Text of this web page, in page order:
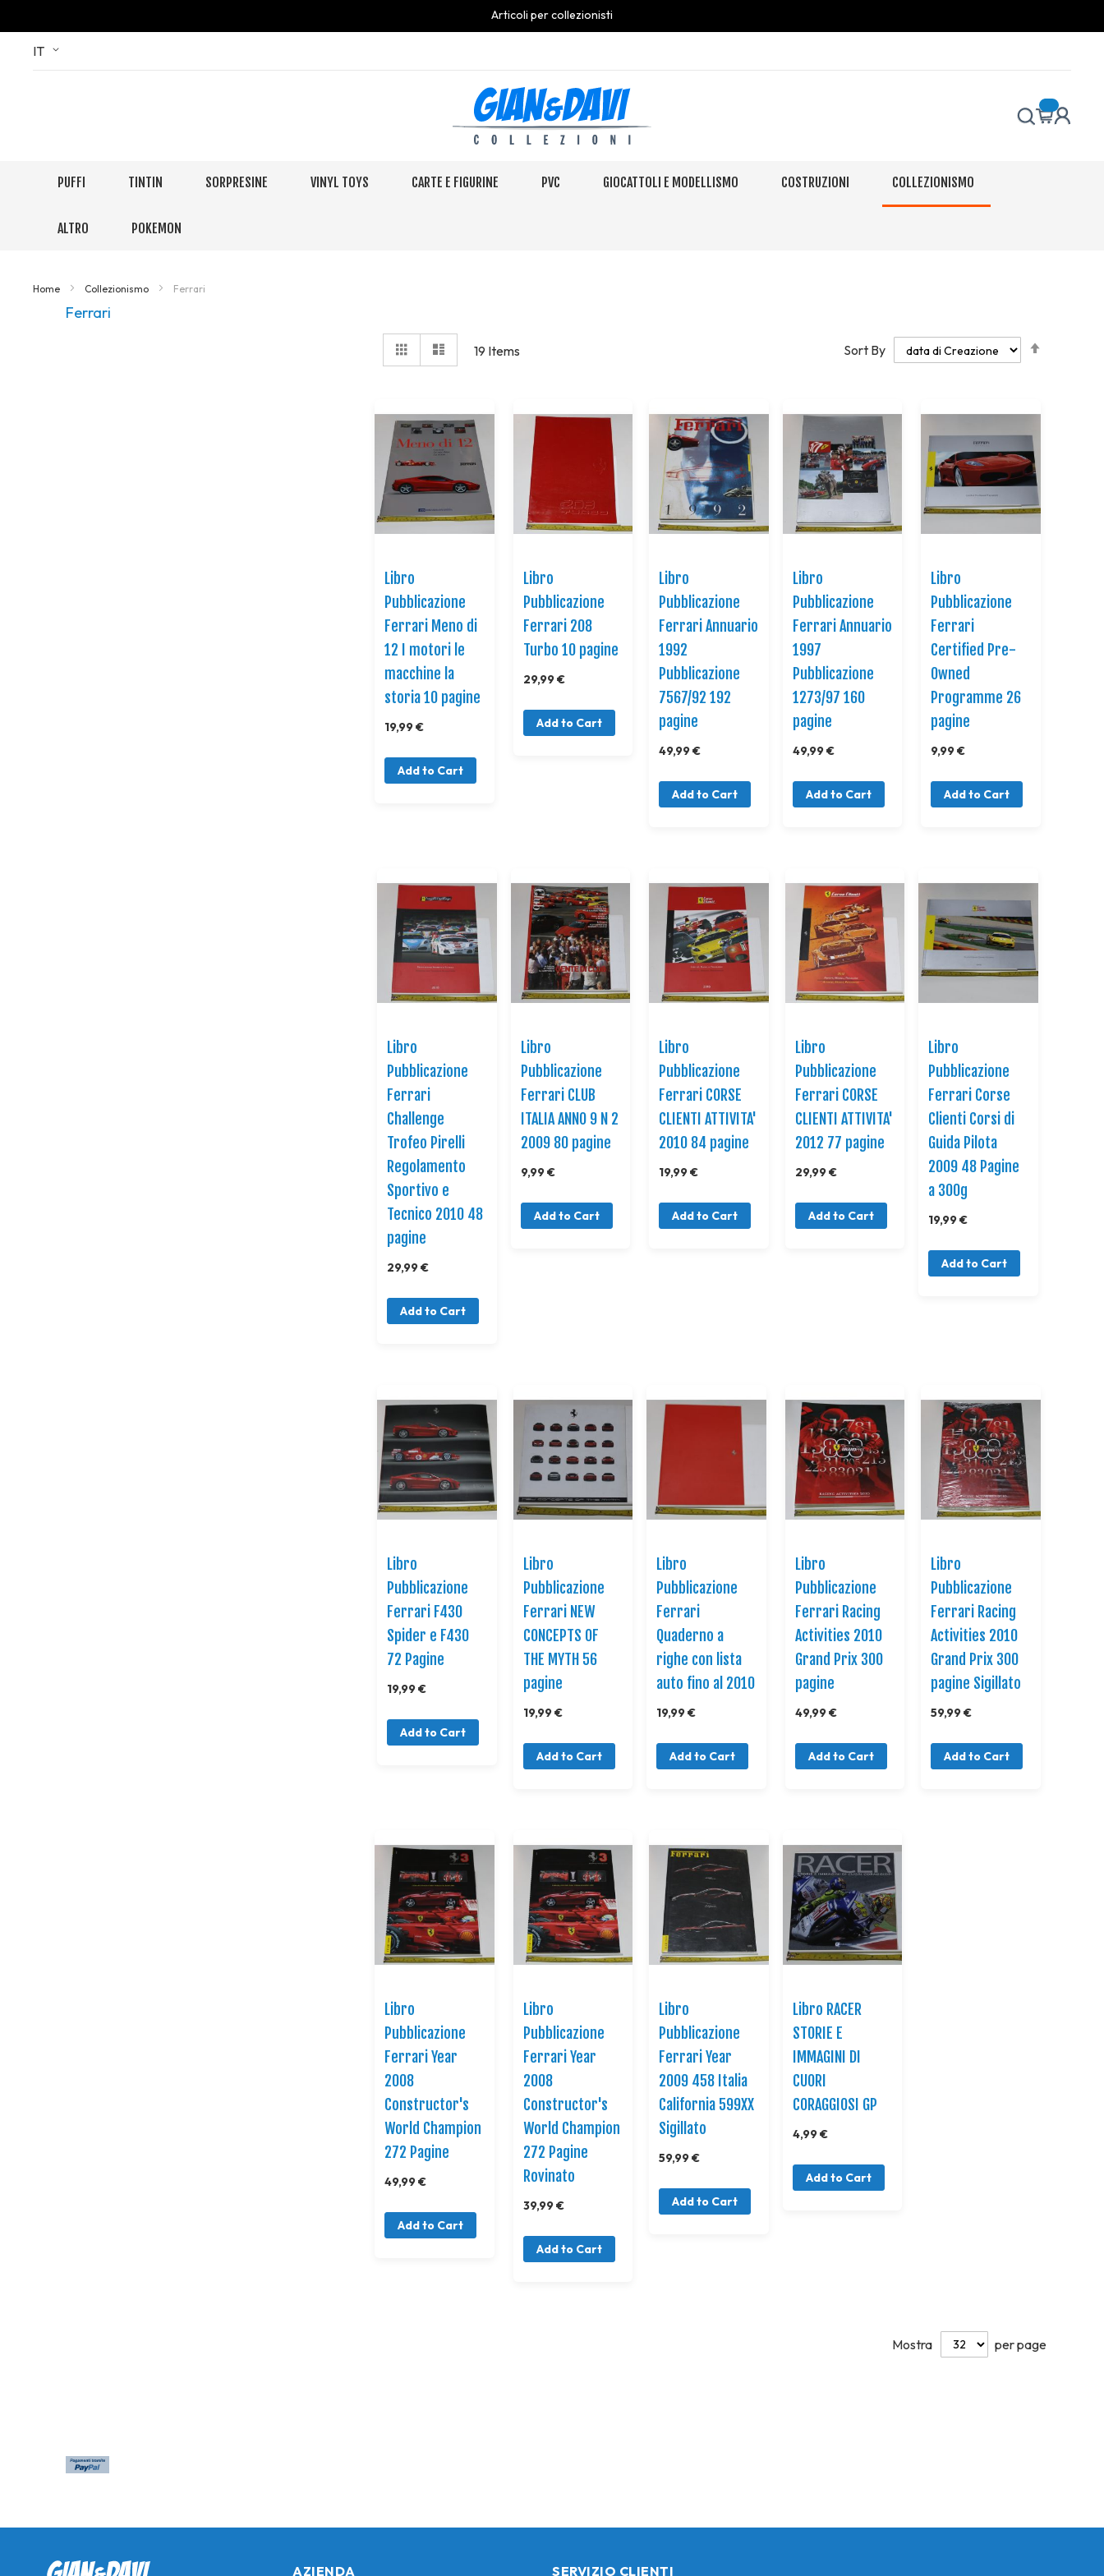
Articoli per collezionisti
Skip
Language
IT
PUFFI TINTIN SORPRESINE VINYL TOYS CARTE E FIGURINE PVC GIOCATTOLI E MODELLISMO COSTRUZIONI COLLEZIONISMO
ALTRO POKEMON
Home Collezionismo Ferrari
Ferrari
View
as
Grid Elenco
19 Items Sort By
Libro
Pubblicazione
Ferrari Meno di
12 I motori le
macchine la
storia 10 pagine
19,99 €
Add to Cart
Libro
Pubblicazione
Ferrari 208
Turbo 10 pagine
29,99 €
Add to Cart
Libro
Pubblicazione
Ferrari Annuario
1992
Pubblicazione
7567/92 192
pagine
49,99 €
Add to Cart
Libro
Pubblicazione
Ferrari Annuario
1997
Pubblicazione
1273/97 160
pagine
49,99 €
Add to Cart
Libro
Pubblicazione
Ferrari
Certified Pre-
Owned
Programme 26
pagine
9,99 €
Add to Cart
Libro
Pubblicazione
Ferrari
Challenge
Trofeo Pirelli
Regolamento
Sportivo e
Tecnico 2010 48
pagine
29,99 €
Add to Cart
Libro
Pubblicazione
Ferrari CLUB
ITALIA ANNO 9 N 2
2009 80 pagine
9,99 €
Add to Cart
Libro
Pubblicazione
Ferrari CORSE
CLIENTI ATTIVITA'
2010 84 pagine
19,99 €
Add to Cart
Libro
Pubblicazione
Ferrari CORSE
CLIENTI ATTIVITA'
2012 77 pagine
29,99 €
Add to Cart
Libro
Pubblicazione
Ferrari Corse
Clienti Corsi di
Guida Pilota
2009 48 Pagine
a 300g
19,99 €
Add to Cart
Libro
Pubblicazione
Ferrari F430
Spider e F430
72 Pagine
19,99 €
Add to Cart
Libro
Pubblicazione
Ferrari NEW
CONCEPTS OF
THE MYTH 56
pagine
19,99 €
Add to Cart
Libro
Pubblicazione
Ferrari
Quaderno a
righe con lista
auto fino al 2010
19,99 €
Add to Cart
Libro
Pubblicazione
Ferrari Racing
Activities 2010
Grand Prix 300
pagine
49,99 €
Add to Cart
Libro
Pubblicazione
Ferrari Racing
Activities 2010
Grand Prix 300
pagine Sigillato
59,99 €
Add to Cart
Libro
Pubblicazione
Ferrari Year
2008
Constructor's
World Champion
272 Pagine
49,99 €
Add to Cart
Libro
Pubblicazione
Ferrari Year
2008
Constructor's
World Champion
272 Pagine
Rovinato
39,99 €
Add to Cart
Libro
Pubblicazione
Ferrari Year
2009 458 Italia
California 599XX
Sigillato
59,99 €
Add to Cart
Libro RACER
STORIE E
IMMAGINI DI
CUORI
CORAGGIOSI GP
4,99 €
Add to Cart
Mostra per page
AZIENDA SERVIZIO CLIENTI